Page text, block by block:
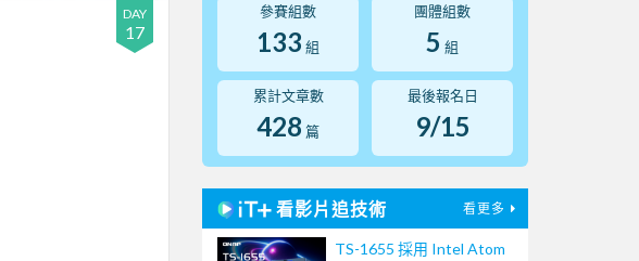
DAY
17
參賽組數
133 組
團體組數
5 組
累計文章數
428 篇
最後報名日
9/15
看影片追技術 看更多
TS-1655 採用 Intel Atom